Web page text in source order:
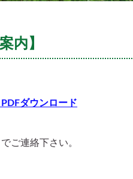
内】
ダウンロード
ご連絡下さい。